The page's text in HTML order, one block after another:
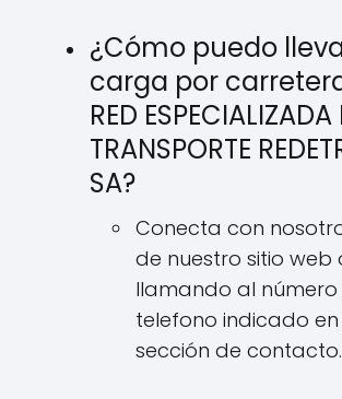
¿Cómo puedo
carga por
RED ESPECIALIZADA
TRANSPORTE
SA?
Conecta con
de nuestro sitio web
llamando al número
telefono indicado
sección de contacto.